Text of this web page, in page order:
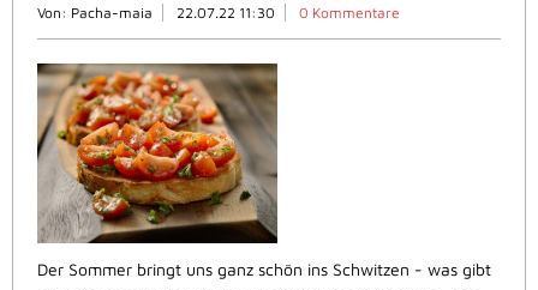
Von: Pacha-maia 22.07.22 11:30 0 Kommentare
Der Sommer bringt uns ganz schön ins Schwitzen - was gibt